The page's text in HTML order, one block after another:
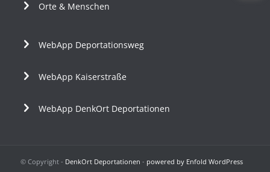
Orte & Menschen
WebApp Deportationsweg
WebApp Kaiserstraße
WebApp DenkOrt Deportationen
© Copyright - DenkOrt Deportationen - powered by Enfold WordPress